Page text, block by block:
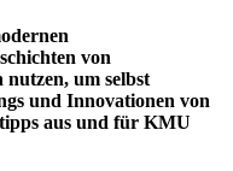
von
nutzen, um selbst
und Innovationen von
aus und für KMU